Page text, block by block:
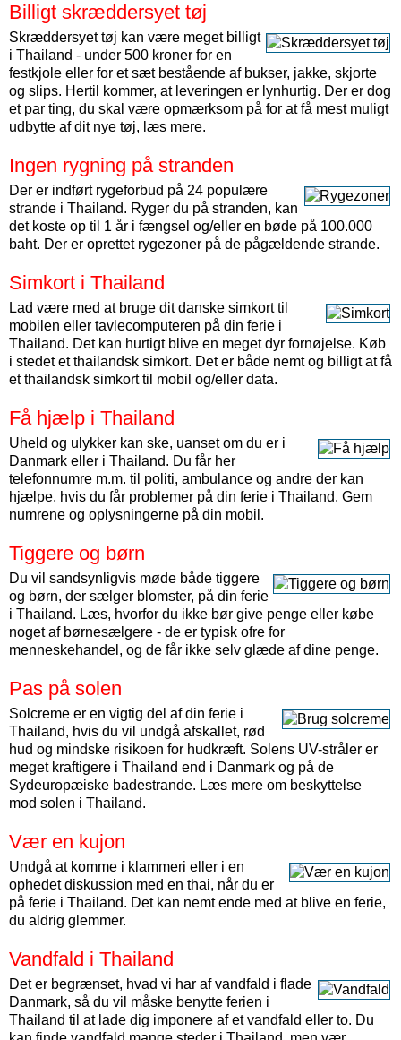
Billigt skræddersyet tøj
Skræddersyet tøj kan være meget billigt
i Thailand - under 500 kroner for en
festkjole eller for et sæt bestående af bukser, jakke, skjorte
og slips. Hertil kommer, at leveringen er lynhurtig. Der er dog
et par ting, du skal være opmærksom på for at få mest muligt
udbytte af dit nye tøj, læs mere.
Ingen rygning på stranden
Der er indført rygeforbud på 24 populære
strande i Thailand. Ryger du på stranden, kan
det koste op til 1 år i fængsel og/eller en bøde på 100.000
baht. Der er oprettet rygezoner på de pågældende strande.
Simkort i Thailand
Lad være med at bruge dit danske simkort til
mobilen eller tavlecomputeren på din ferie i
Thailand. Det kan hurtigt blive en meget dyr fornøjelse. Køb
i stedet et thailandsk simkort. Det er både nemt og billigt at få
et thailandsk simkort til mobil og/eller data.
Få hjælp i Thailand
Uheld og ulykker kan ske, uanset om du er i
Danmark eller i Thailand. Du får her
telefonnumre m.m. til politi, ambulance og andre der kan
hjælpe, hvis du får problemer på din ferie i Thailand. Gem
numrene og oplysningerne på din mobil.
Tiggere og børn
Du vil sandsynligvis møde både tiggere
og børn, der sælger blomster, på din ferie
i Thailand. Læs, hvorfor du ikke bør give penge eller købe
noget af børnesælgere - de er typisk ofre for
menneskehandel, og de får ikke selv glæde af dine penge.
Pas på solen
Solcreme er en vigtig del af din ferie i
Thailand, hvis du vil undgå afskallet, rød
hud og mindske risikoen for hudkræft. Solens UV-stråler er
meget kraftigere i Thailand end i Danmark og på de
Sydeuropæiske badestrande. Læs mere om beskyttelse
mod solen i Thailand.
Vær en kujon
Undgå at komme i klammeri eller i en
ophedet diskussion med en thai, når du er
på ferie i Thailand. Det kan nemt ende med at blive en ferie,
du aldrig glemmer.
Vandfald i Thailand
Det er begrænset, hvad vi har af vandfald i flade
Danmark, så du vil måske benytte ferien i
Thailand til at lade dig imponere af et vandfald eller to. Du